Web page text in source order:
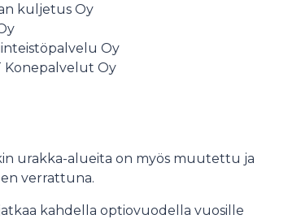
Vaasan kuljetus Oy
Oy
Oy
TKT Konepalvelut Oy
urakka-alueita on myös muutettu ja
verrattuna.
kahdella optiovuodella vuosille